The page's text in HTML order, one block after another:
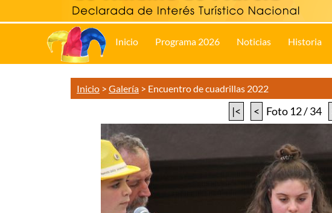
Inicio Programa 2026 Noticias Historia
Inicio > Galería > Encuentro de cuadrillas 2022
|< < Foto 12 / 34